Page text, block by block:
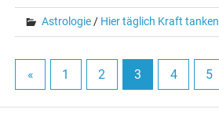
Astrologie / Hier täglich Kraft tanken
« 1 2 3 4 5